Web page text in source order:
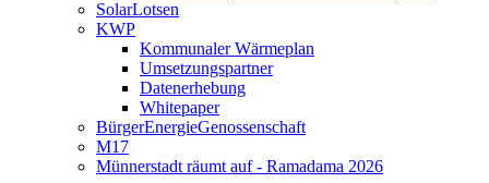
SolarLotsen
KWP
Kommunaler Wärmeplan
Umsetzungspartner
Datenerhebung
Whitepaper
BürgerEnergieGenossenschaft
M17
Münnerstadt räumt auf - Ramadama 2026